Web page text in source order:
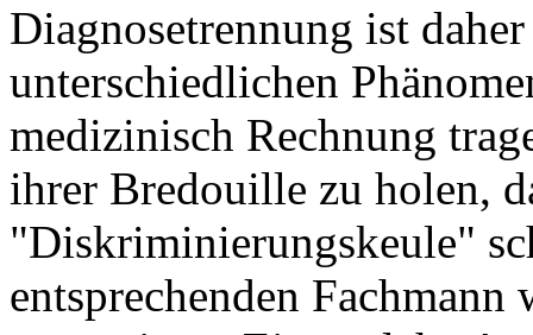
Diagnosetrennung ist
unterschiedlichen
medizinisch Rechnung
ihrer Bredouille zu holen,
"Diskriminierungskeule"
entsprechenden